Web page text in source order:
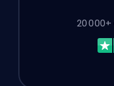
20 000+